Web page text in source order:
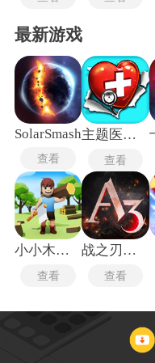
最新游戏
SolarSmash
查看
主题医院单机版
查看
小小木材商
查看
战之刃幸存者
查看